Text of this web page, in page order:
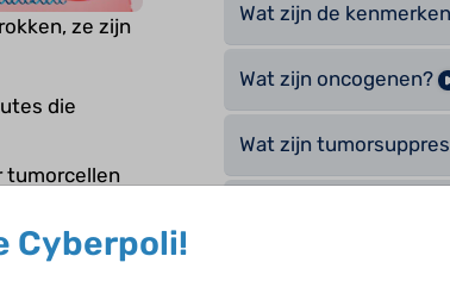
ze zijn
die
tumorcellen
Wat zijn de
Wat zijn oncogenen?
Wat zijn
Zijn bij de
Cyberpoli!